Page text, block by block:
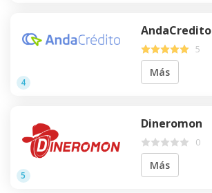
4
AndaCredito
5
Más
5
Dineromon
0
Más